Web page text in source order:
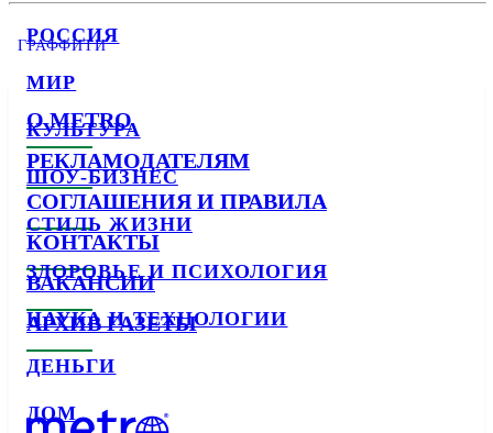
РОССИЯ
МИР
КУЛЬТУРА
ШОУ-БИЗНЕС
СТИЛЬ ЖИЗНИ
ЗДОРОВЬЕ И ПСИХОЛОГИЯ
НАУКА И ТЕХНОЛОГИИ
ДЕНЬГИ
ДОМ
ГРАФФИТИ
О METRO
РЕКЛАМОДАТЕЛЯМ
СОГЛАШЕНИЯ И ПРАВИЛА
КОНТАКТЫ
ВАКАНСИИ
АРХИВ ГАЗЕТЫ